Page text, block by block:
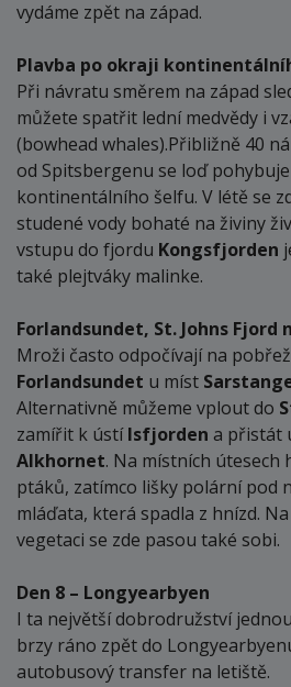
vydáme zpět na západ.
Plavba po okraji
Při návratu směrem na západ
můžete spatřit lední medvědy i
(bowhead whales).Přibližně 40
od Spitsbergenu se loď
kontinentálního šelfu. V létě se
studené vody bohaté na živiny
vstupu do fjordu Kongsfjorden
také plejtváky malinke.
Forlandsundet, St. Johns Fjord
Mroži často odpočívají na
Forlandsundet u míst
Alternativně můžeme vplout do
zamířit k ústíIsfjorden a přistát
Alkhornet. Na místních útesech
ptáků, zatímco lišky polární pod
mláďata, která spadla z hnízd.
vegetaci se zde pasou také sobi.
Den 8 – Longyearbyen
I ta největší dobrodružství
brzy ráno zpět do
autobusový transfer na letiště.